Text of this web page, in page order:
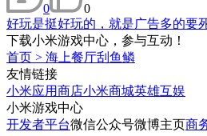
0
0
好玩是挺好玩的，就是广告多的要
下载小米游戏中心，参与互动！
首页 > 海上餐厅刮鱼鳞
友情链接
小米应用商店小米商城英雄互娱
小米游戏中心
开发者平台微信公众号微博主页商